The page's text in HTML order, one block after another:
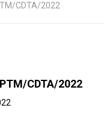
CDTA/2022
CDTA/2022